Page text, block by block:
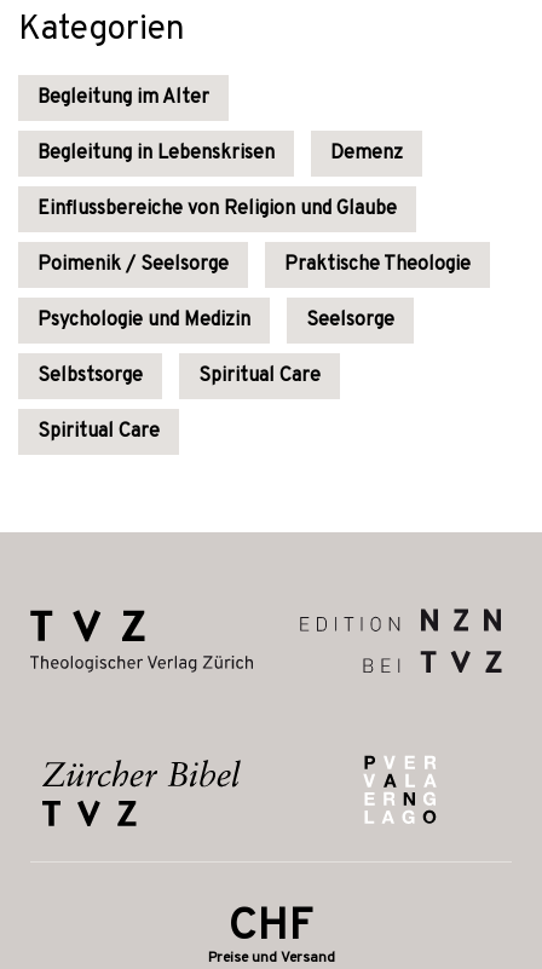
Kategorien
Begleitung im Alter
Begleitung in Lebenskrisen Demenz
Einflussbereiche von Religion und Glaube
Poimenik / Seelsorge Praktische Theologie
Psychologie und Medizin Seelsorge
Selbstsorge Spiritual Care
Spiritual Care
CHF
Preise und Versand